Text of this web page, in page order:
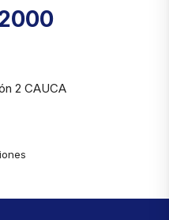
2 CAUCA